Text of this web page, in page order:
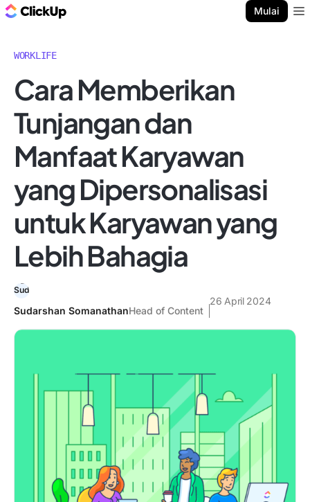
Mulai
WORKLIFE
Cara Memberikan
Tunjangan dan
Manfaat Karyawan
yang Dipersonalisasi
untuk Karyawan yang
Lebih Bahagia
Sudarshan SomanathanHead of Content
26 April 2024